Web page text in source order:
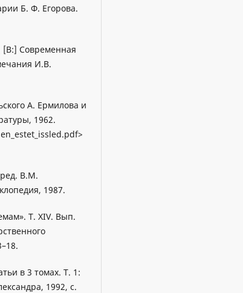
Б. Ф. Егорова.
[В:] Современная
И.В.
А. Ермилова и
1962.
В.М.
1987.
T. XIV. Вып.
в 3 томах. T. 1:
1992, с.